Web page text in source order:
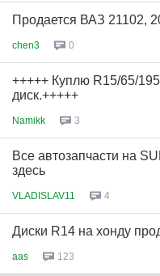
Продается ВАЗ 21102,
chen3 0
+++++ Куплю R15/65/
диск.+++++
Namikk 3
Все автозапчасти на
здесь
VLADISLAV11 4
Диски R14 на хонду
aas 123